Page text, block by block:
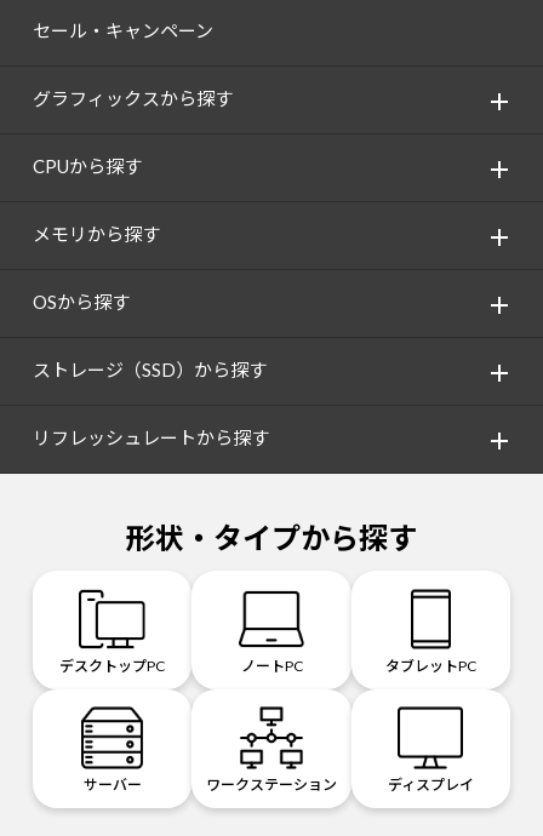
セール・キャンペーン
グラフィックスから探す
CPUから探す
メモリから探す
OSから探す
ストレージ（SSD）から探す
リフレッシュレートから探す
形状・タイプから探す
デスクトップPC ノートPC タブレットPC
サーバー ワークステーション ディスプレイ